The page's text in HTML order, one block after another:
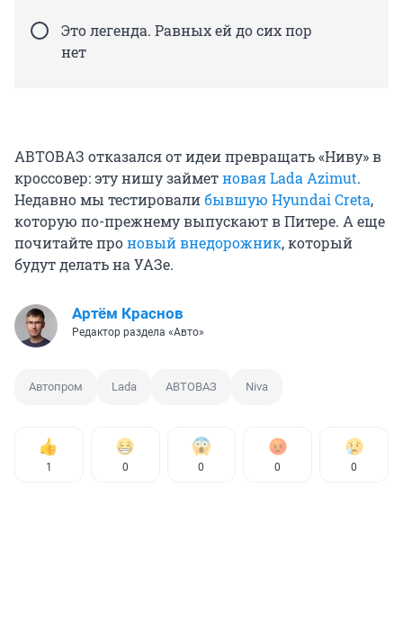
Это легенда. Равных ей до сих пор
нет
АВТОВАЗ отказался от идеи превращать «Ниву» в
кроссовер: эту нишу займетновая Lada Azimut.
Недавно мы тестировалибывшую Hyundai Creta,
которую по-прежнему выпускают в Питере. А еще
почитайте проновый внедорожник, который
будут делать на УАЗе.
Артём Краснов
Редактор раздела «Авто»
Автопром Lada АВТОВАЗ Niva
1 0 0 0 0